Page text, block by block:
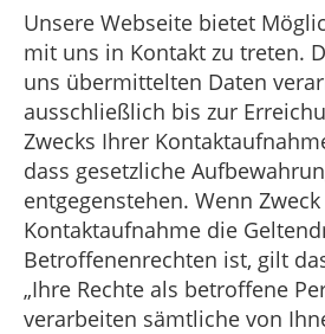
Unsere Webseite bietet
mit uns in Kontakt zu treten.
uns übermittelten Daten
ausschließlich bis zur
Zwecks Ihrer
dass gesetzliche
entgegenstehen. Wenn
Kontaktaufnahme die
Betroffenenrechten ist, gilt
„Ihre Rechte als betroffene
verarbeiten sämtliche von